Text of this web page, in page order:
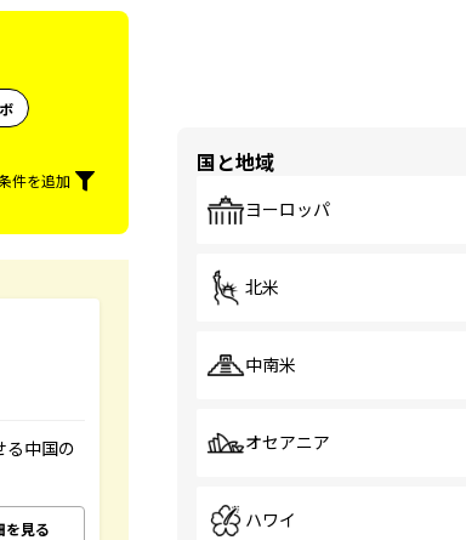
件を追加
る中国の
を見る
国と地域
ヨーロッパ
北米
中南米
オセアニア
ハワイ